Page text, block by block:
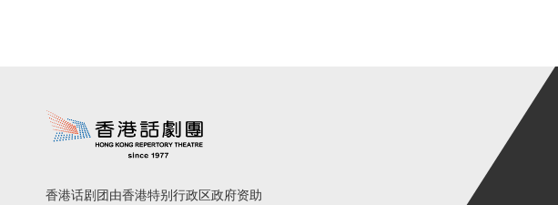
香港话剧团由香港特别行政区政府资助